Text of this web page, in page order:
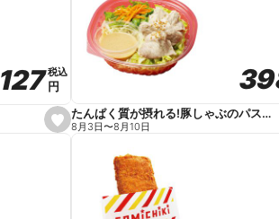
e
s
e
127
127税込
税込
円
円
たんぱく質が摂れる!豚しゃぶのパスタサラダ
8月3日〜8月10日